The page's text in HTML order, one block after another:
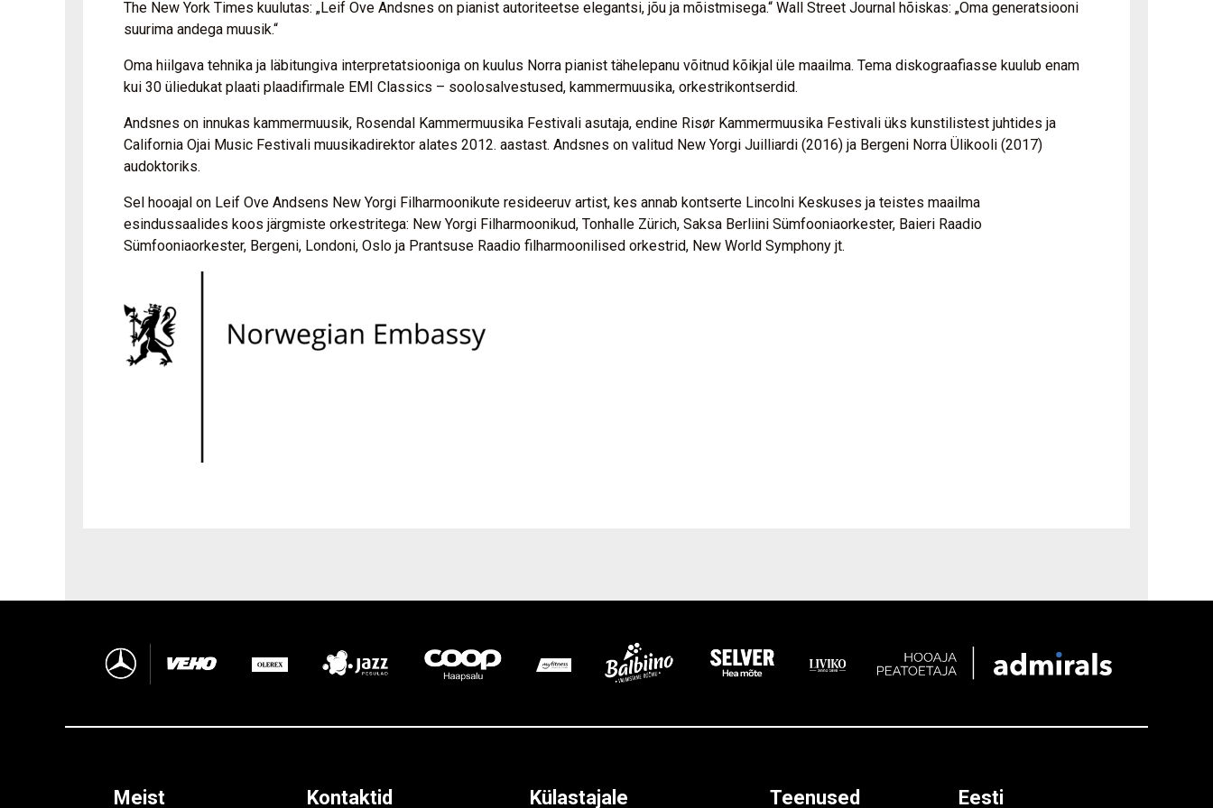
The New York Times kuulutas: „Leif Ove Andsnes on pianist autoriteetse elegantsi, jõu ja mõistmisega.“ Wall Street Journal hõiskas: „Oma generatsiooni
suurima andega muusik.“
Oma hiilgava tehnika ja läbitungiva interpretatsiooniga on kuulus Norra pianist tähelepanu võitnud kõikjal üle maailma. Tema diskograafiasse kuulub enam
kui 30 üliedukat plaati plaadifirmale EMI Classics – soolosalvestused, kammermuusika, orkestrikontserdid.
Andsnes on innukas kammermuusik, Rosendal Kammermuusika Festivali asutaja, endine Risør Kammermuusika Festivali üks kunstilistest juhtides ja
California Ojai Music Festivali muusikadirektor alates 2012. aastast. Andsnes on valitud New Yorgi Juilliardi (2016) ja Bergeni Norra Ülikooli (2017)
audoktoriks.
Sel hooajal on Leif Ove Andsens New Yorgi Filharmoonikute resideeruv artist, kes annab kontserte Lincolni Keskuses ja teistes maailma
esindussaalides koos järgmiste orkestritega: New Yorgi Filharmoonikud, Tonhalle Zürich, Saksa Berliini Sümfooniaorkester, Baieri Raadio
Sümfooniaorkester, Bergeni, Londoni, Oslo ja Prantsuse Raadio filharmoonilised orkestrid, New World Symphony jt.
Meist Kontaktid Külastajale Teenused Eesti